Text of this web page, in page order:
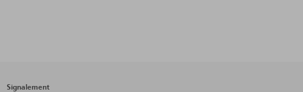
Signalement